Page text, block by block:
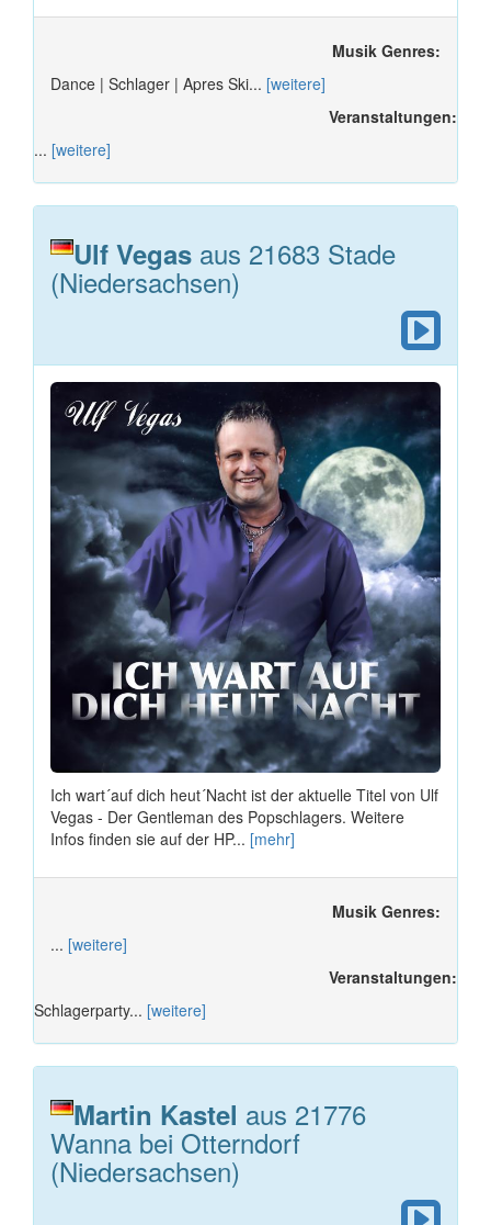
Musik Genres:
Dance | Schlager | Apres Ski... [weitere]
Veranstaltungen:
... [weitere]
Ulf Vegas aus 21683 Stade
(Niedersachsen)
Ich wart´auf dich heut´Nacht ist der aktuelle Titel von Ulf
Vegas - Der Gentleman des Popschlagers. Weitere
Infos finden sie auf der HP... [mehr]
Musik Genres:
... [weitere]
Veranstaltungen:
Schlagerparty... [weitere]
Martin Kastel aus 21776
Wanna bei Otterndorf
(Niedersachsen)